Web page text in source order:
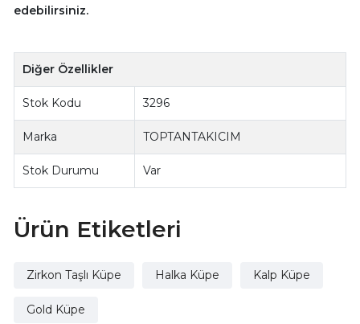
edebilirsiniz.
Diğer Özellikler
Stok Kodu 3296
Marka TOPTANTAKICIM
Stok Durumu Var
Ürün Etiketleri
Zirkon Taşlı Küpe Halka Küpe Kalp Küpe
Gold Küpe